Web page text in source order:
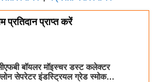
प्रतिदान प्राप्त करें
बॉयलर मॉइस्चर डस्ट कलेक्टर
सेपरेटर इंडस्ट्रियल ग्रेड स्मोक